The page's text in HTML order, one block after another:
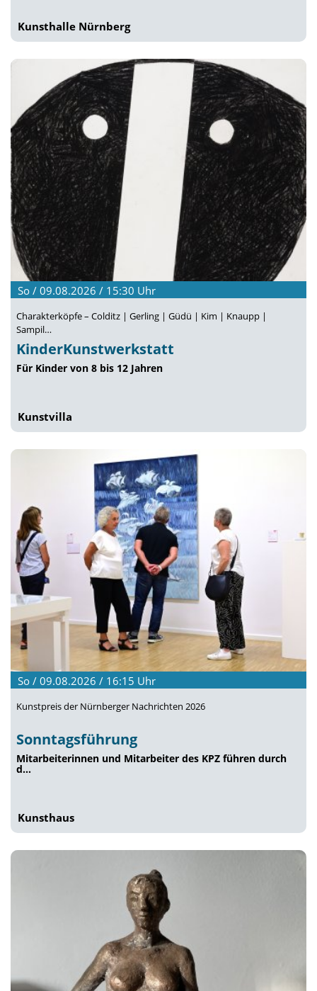
Kunsthalle Nürnberg
So / 09.08.2026 / 15:30 Uhr
Charakterköpfe – Colditz | Gerling | Güdü | Kim | Knaupp |
Sampil…
KinderKunstwerkstatt
Für Kinder von 8 bis 12 Jahren
Kunstvilla
So / 09.08.2026 / 16:15 Uhr
Kunstpreis der Nürnberger Nachrichten 2026
Sonntagsführung
Mitarbeiterinnen und Mitarbeiter des KPZ führen durch
d…
Kunsthaus